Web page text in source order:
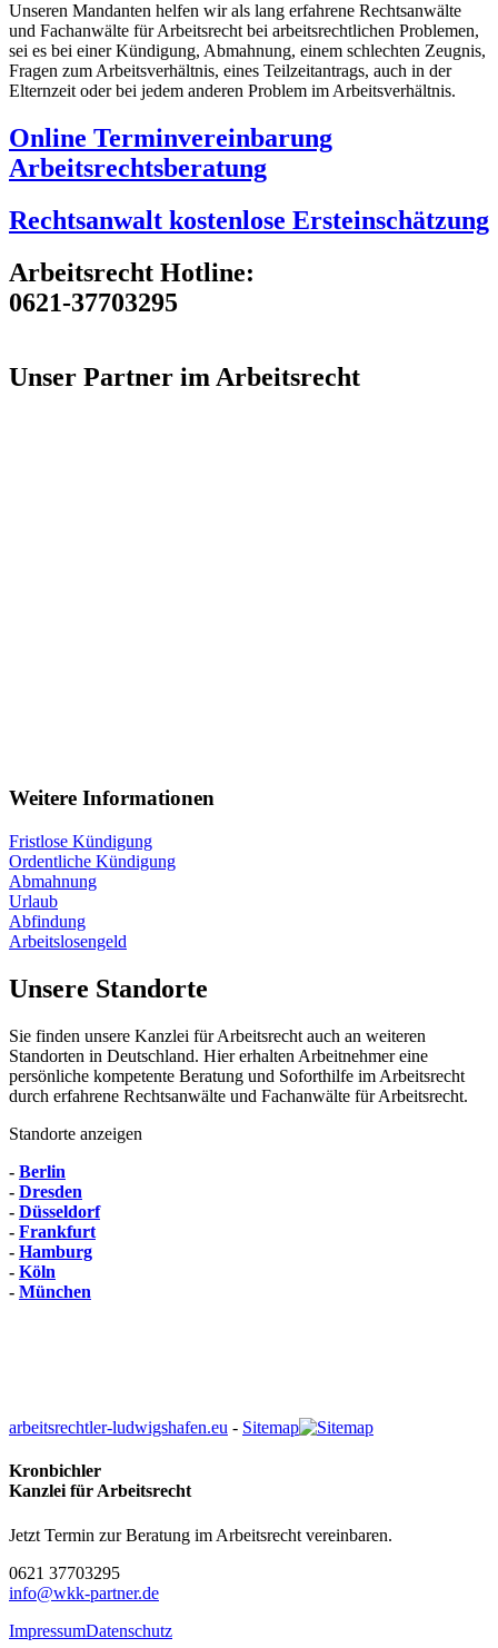
Unseren Mandanten helfen wir als lang erfahrene Rechtsanwälte
und Fachanwälte für Arbeitsrecht bei arbeitsrechtlichen Problemen,
sei es bei einer Kündigung, Abmahnung, einem schlechten Zeugnis,
Fragen zum Arbeitsverhältnis, eines Teilzeitantrags, auch in der
Elternzeit oder bei jedem anderen Problem im Arbeitsverhältnis.
Online Terminvereinbarung
Arbeitsrechtsberatung
Rechtsanwalt kostenlose Ersteinschätzung
Arbeitsrecht Hotline:
0621-37703295
Unser Partner im Arbeitsrecht
Weitere Informationen
Fristlose Kündigung
Ordentliche Kündigung
Abmahnung
Urlaub
Abfindung
Arbeitslosengeld
Unsere Standorte
Sie finden unsere Kanzlei für Arbeitsrecht auch an weiteren
Standorten in Deutschland. Hier erhalten Arbeitnehmer eine
persönliche kompetente Beratung und Soforthilfe im Arbeitsrecht
durch erfahrene Rechtsanwälte und Fachanwälte für Arbeitsrecht.
Standorte anzeigen
- Berlin
- Dresden
- Düsseldorf
- Frankfurt
- Hamburg
- Köln
- München
arbeitsrechtler-ludwigshafen.eu - Sitemap
Kronbichler
Kanzlei für Arbeitsrecht
Jetzt Termin zur Beratung im Arbeitsrecht vereinbaren.
0621 37703295
info@wkk-partner.de
ImpressumDatenschutz